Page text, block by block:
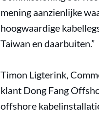
mening aanzienlijke
hoogwaardige
Taiwan en daarbuiten.”
Timon Ligterink,
klant Dong Fang
offshore